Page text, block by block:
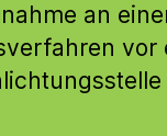
an
vor